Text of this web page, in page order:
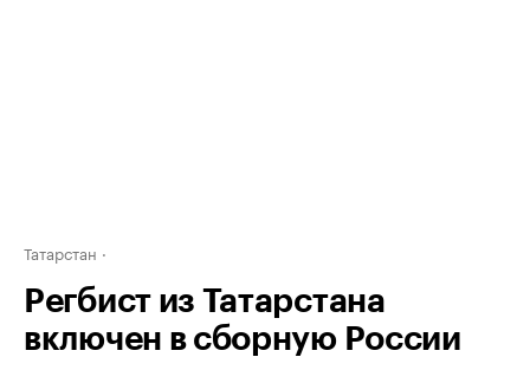
Татарстан
Регбист из Татарстана
включен в сборную России